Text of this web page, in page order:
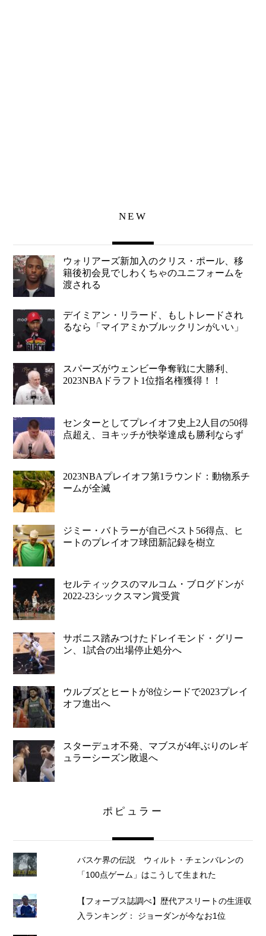
NEW
ウォリアーズ新加入のクリス・ポール、移
籍後初会見でしわくちゃのユニフォームを
渡される
デイミアン・リラード、もしトレードされ
るなら「マイアミかブルックリンがいい」
スパーズがウェンビー争奪戦に大勝利、
2023NBAドラフト1位指名権獲得！！
センターとしてプレイオフ史上2人目の50得
点超え、ヨキッチが快挙達成も勝利ならず
2023NBAプレイオフ第1ラウンド：動物系チ
ームが全滅
ジミー・バトラーが自己ベスト56得点、ヒ
ートのプレイオフ球団新記録を樹立
セルティックスのマルコム・ブログドンが
2022-23シックスマン賞受賞
サボニス踏みつけたドレイモンド・グリー
ン、1試合の出場停止処分へ
ウルブズとヒートが8位シードで2023プレイ
オフ進出へ
スターデュオ不発、マブスが4年ぶりのレギ
ュラーシーズン敗退へ
ポピュラー
バスケ界の伝説 ウィルト・チェンバレンの
「100点ゲーム」はこうして生まれた
【フォーブス誌調べ】歴代アスリートの生涯収
入ランキング： ジョーダンが今なお1位